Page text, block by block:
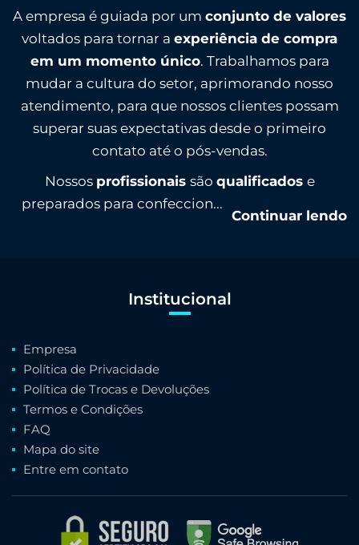
A empresa é guiada por um conjunto de valores
voltados para tornar a experiência de compra
em um momento único. Trabalhamos para
mudar a cultura do setor, aprimorando nosso
atendimento, para que nossos clientes possam
superar suas expectativas desde o primeiro
contato até o pós-vendas.
Nossos profissionais são qualificados e
preparados para confeccion...
Continuar lendo
Institucional
Empresa
Política de Privacidade
Política de Trocas e Devoluções
Termos e Condições
FAQ
Mapa do site
Entre em contato